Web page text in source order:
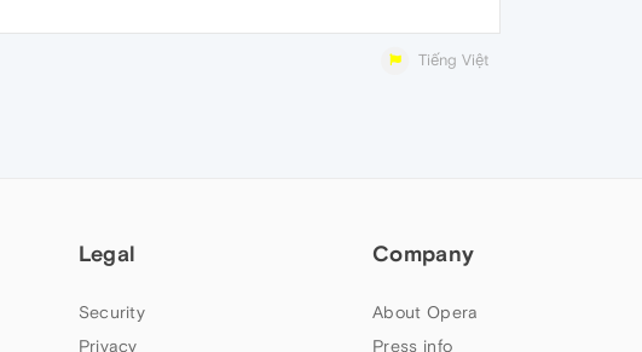
Tiếng Việt
Legal
Security
Privacy
Company
About Opera
Press info